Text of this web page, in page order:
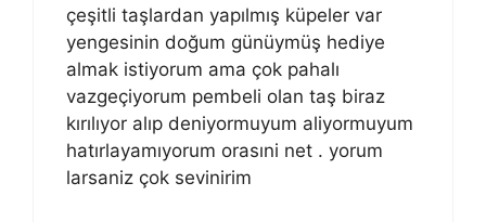
çeşitli taşlardan yapılmış küpeler var
yengesinin doğum günüymüş hediye
almak istiyorum ama çok pahalı
vazgeçiyorum pembeli olan taş biraz
kırılıyor alıp deniyormuyum aliyormuyum
hatırlayamıyorum orasıni net . yorum
larsaniz çok sevinirim